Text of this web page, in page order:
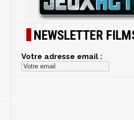
NEWSLETTER
Votre adresse email :